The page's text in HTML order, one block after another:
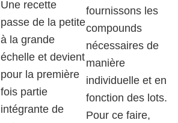
Une recette
passe de la petite
à la grande
échelle et devient
pour la première
fois partie
intégrante de
fournissons les
compounds
nécessaires de
manière
individuelle et en
fonction des lots.
Pour ce faire,